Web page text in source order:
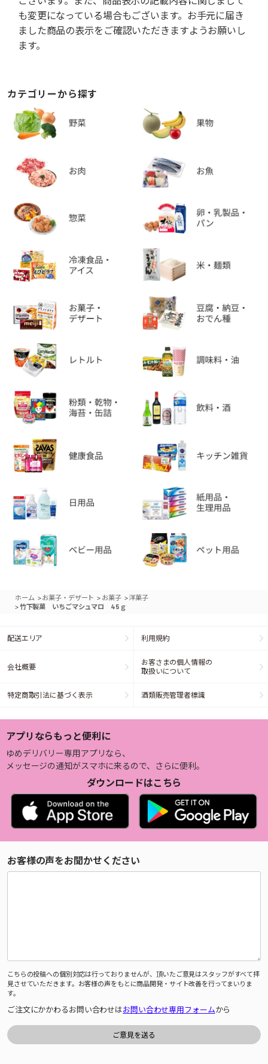
も変更になっている場合もございます。お手元に届き
ました商品の表示をご確認いただきますようお願いし
ます。
カテゴリーから探す
ホーム >お菓子・デザート > お菓子 >洋菓子
>竹下製菓 いちごマシュマロ 45ｇ
配送エリア 利用規約
会社概要
お客さまの個人情報の
取扱いについて
特定商取引法に基づく表示 酒類販売管理者標識
アプリならもっと便利に
ゆめデリバリー専用アプリなら、
メッセージの通知がスマホに来るので、さらに便利。
ダウンロードはこちら
お客様の声をお聞かせください
こちらの投稿への個別対応は行っておりませんが、頂いたご意見はスタッフがすべて拝
見させていただきます。お客様の声をもとに商品開発・サイト改善を行ってまいりま
す。
ご注文にかかわるお問い合わせはお問い合わせ専用フォームから